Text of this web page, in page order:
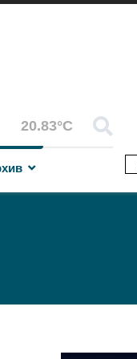
20.83°C